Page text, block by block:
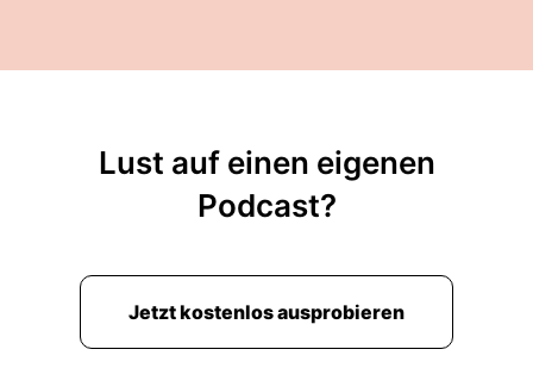
Lust auf einen eigenen
Podcast?
Jetzt kostenlos ausprobieren